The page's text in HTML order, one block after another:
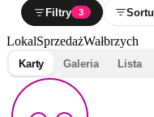
Filtry 3
LokalSprzedażWałbrzych
Karty Galeria Lista